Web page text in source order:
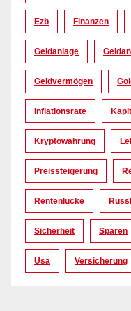
Ezb Finanzen
Geldanlage
Geldvermögen
Inflationsrate
Kryptowährung
Preissteigerung
Rentenlücke
Sicherheit Sparen
Usa Versicherung